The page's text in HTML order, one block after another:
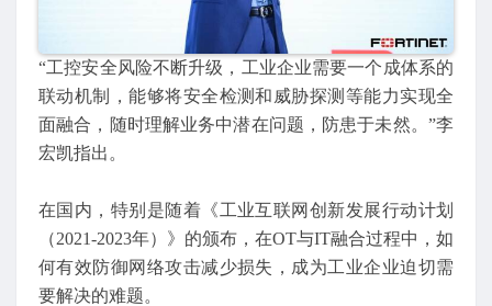
“工控安全风险不断升级，工业企业需要一个成体系的
联动机制，能够将安全检测和威胁探测等能力实现全
面融合，随时理解业务中潜在问题，防患于未然。”李
宏凯指出。
在国内，特别是随着《工业互联网创新发展行动计划
（2021-2023年）》的颁布，在OT与IT融合过程中，如
何有效防御网络攻击减少损失，成为工业企业迫切需
要解决的难题。